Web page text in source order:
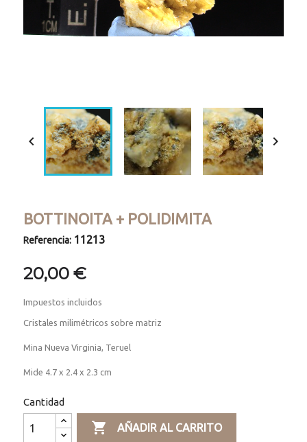
 
BOTTINOITA + POLIDIMITA
Referencia: 11213
20,00 €
Impuestos incluidos
Cristales milimétricos sobre matriz
Mina Nueva Virginia, Teruel
Mide 4.7 x 2.4 x 2.3 cm
Cantidad
 AÑADIR AL CARRITO